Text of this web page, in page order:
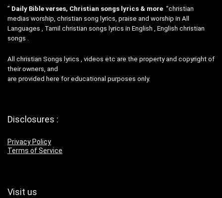
” Daily Bible verses, Christian songs lyrics & more “christian
medias worship, christian song lyrics, praise and worship in All
Languages , Tamil christian songs lyrics in English , English christian
songs .
All christian Songs lyrics , videos etc are the property and copyright of
their owners, and
are provided here for educational purposes only.
Disclosures :
Privacy Policy
Terms of Service
Visit us